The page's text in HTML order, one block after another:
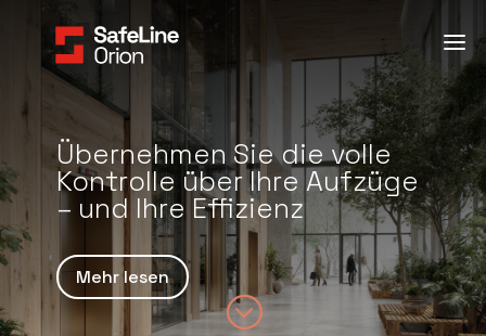
Übernehmen Sie die volle
Kontrolle über Ihre Aufzüge
– und Ihre Effizienz
Mehr lesen
;